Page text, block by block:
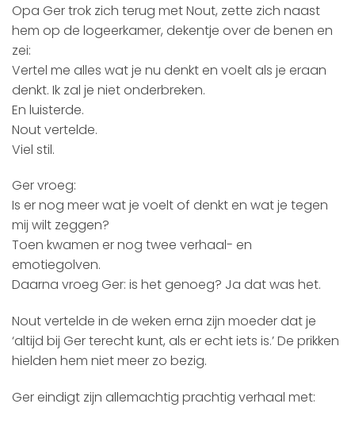
Opa Ger trok zich terug met Nout, zette zich naast
hem op de logeerkamer, dekentje over de benen en
zei:
Vertel me alles wat je nu denkt en voelt als je eraan
denkt. Ik zal je niet onderbreken.
En luisterde.
Nout vertelde.
Viel stil.
Ger vroeg:
Is er nog meer wat je voelt of denkt en wat je tegen
mij wilt zeggen?
Toen kwamen er nog twee verhaal- en
emotiegolven.
Daarna vroeg Ger: is het genoeg? Ja dat was het.
Nout vertelde in de weken erna zijn moeder dat je
‘altijd bij Ger terecht kunt, als er echt iets is.’ De prikken
hielden hem niet meer zo bezig.
Ger eindigt zijn allemachtig prachtig verhaal met: